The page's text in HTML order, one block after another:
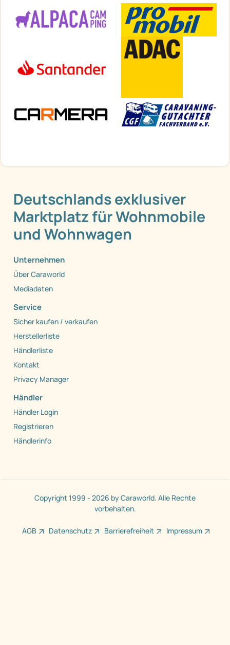
Deutschlands exklusiver
Marktplatz für Wohnmobile
und Wohnwagen
Unternehmen
Über Caraworld
Mediadaten
Service
Sicher kaufen / verkaufen
Herstellerliste
Händlerliste
Kontakt
Privacy Manager
Händler
Händler Login
Registrieren
Händlerinfo
Copyright 1999 - 2026 by Caraworld. Alle Rechte
vorbehalten.
AGB Datenschutz Barrierefreiheit Impressum